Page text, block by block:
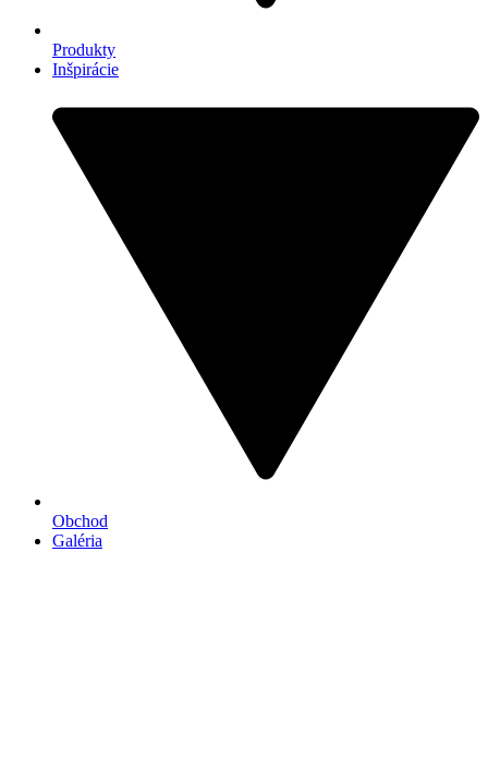
Produkty
Inšpirácie
Obchod
Galéria